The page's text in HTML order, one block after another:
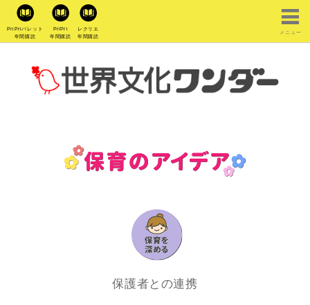
PriPriパレット
年間購読
PriPri
年間購読
レクリエ
年間購読
メニュー
保護者との連携